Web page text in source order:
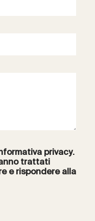
privacy.
trattati
e rispondere alla